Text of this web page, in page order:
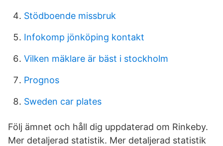
Stödboende missbruk
Infokomp jönköping kontakt
Vilken mäklare är bäst i stockholm
Prognos
Sweden car plates
Följ ämnet och håll dig uppdaterad om Rinkeby.
Mer detaljerad statistik. Mer detaljerad statistik